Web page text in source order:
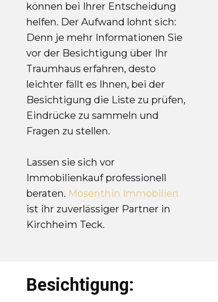
können bei Ihrer Entscheidung
helfen. Der Aufwand lohnt sich:
Denn je mehr Informationen Sie
vor der Besichtigung über Ihr
Traumhaus erfahren, desto
leichter fällt es Ihnen, bei der
Besichtigung die Liste zu prüfen,
Eindrücke zu sammeln und
Fragen zu stellen.
Lassen sie sich vor
Immobilienkauf professionell
beraten. Mosenthin Immobilien
ist ihr zuverlässiger Partner in
Kirchheim Teck.
Besichtigung: